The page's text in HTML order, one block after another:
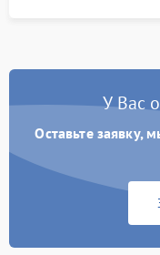
У Вас
Оставьте заявку,